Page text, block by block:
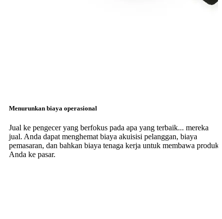
Menurunkan biaya operasional
Jual ke pengecer yang berfokus pada apa yang terbaik... mereka
jual. Anda dapat menghemat biaya akuisisi pelanggan, biaya
pemasaran, dan bahkan biaya tenaga kerja untuk membawa produk
Anda ke pasar.